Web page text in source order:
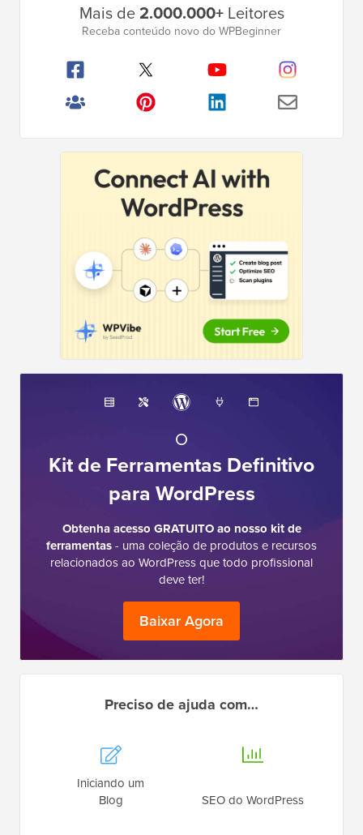
Mais de2.000.000+Leitores
Receba conteúdo novo do WPBeginner
O
Kit de Ferramentas Definitivo
para WordPress
Obtenha acesso GRATUITO ao nosso kit de
ferramentas- uma coleção de produtos e recursos
relacionados ao WordPress que todo profissional
deve ter!
Baixar Agora
Preciso de ajuda com…
Iniciando um
Blog
SEO do WordPress